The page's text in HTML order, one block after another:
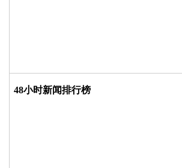
48小时新闻排行榜